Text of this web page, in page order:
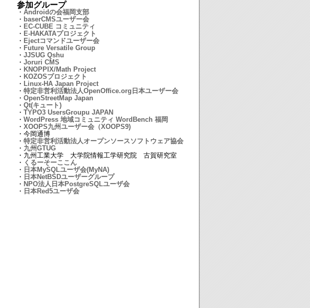
参加グループ
・ Androidの会福岡支部
・ baserCMSユーザー会
・ EC-CUBE コミュニティ
・ E-HAKATAプロジェクト
・ Ejectコマンドユーザー会
・ Future Versatile Group
・ JJSUG Qshu
・ Joruri CMS
・ KNOPPIX/Math Project
・ KOZOSプロジェクト
・ Linux-HA Japan Project
・ 特定非営利活動法人OpenOffice.org日本ユーザー会
・ OpenStreetMap Japan
・ Qt(キュート)
・ TYPO3 UsersGroupu JAPAN
・ WordPress 地域コミュニティ WordBench 福岡
・ XOOPS九州ユーザー会（XOOPS9)
・今岡通博
・ 特定非営利活動法人オープンソースソフトウェア協会
・ 九州GTUG
・九州工業大学 大学院情報工学研究院 古賀研究室
・ くるーそーここん
・ 日本MySQLユーザ会(MyNA)
・ 日本NetBSDユーザーグループ
・ NPO法人日本PostgreSQLユーザ会
・ 日本Red5ユーザ会